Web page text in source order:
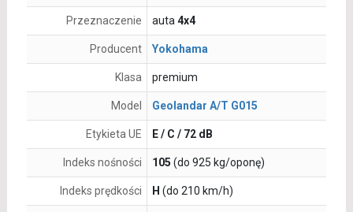
Przeznaczenie auta 4x4
Producent Yokohama
Klasa premium
Model Geolandar A/T G015
Etykieta UE E / C / 72 dB
Indeks nośności 105 (do 925 kg/oponę)
Indeks prędkości H (do 210 km/h)